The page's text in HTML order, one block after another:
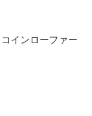
インローファー